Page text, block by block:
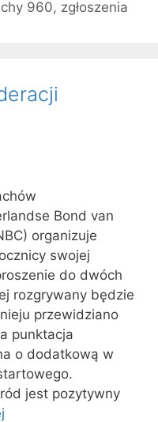
960, zgłoszenia
Bond van
organizuje
swojej
do dwóch
rozgrywany będzie
przewidziano
punktacja
o dodatkową w
jest pozytywny